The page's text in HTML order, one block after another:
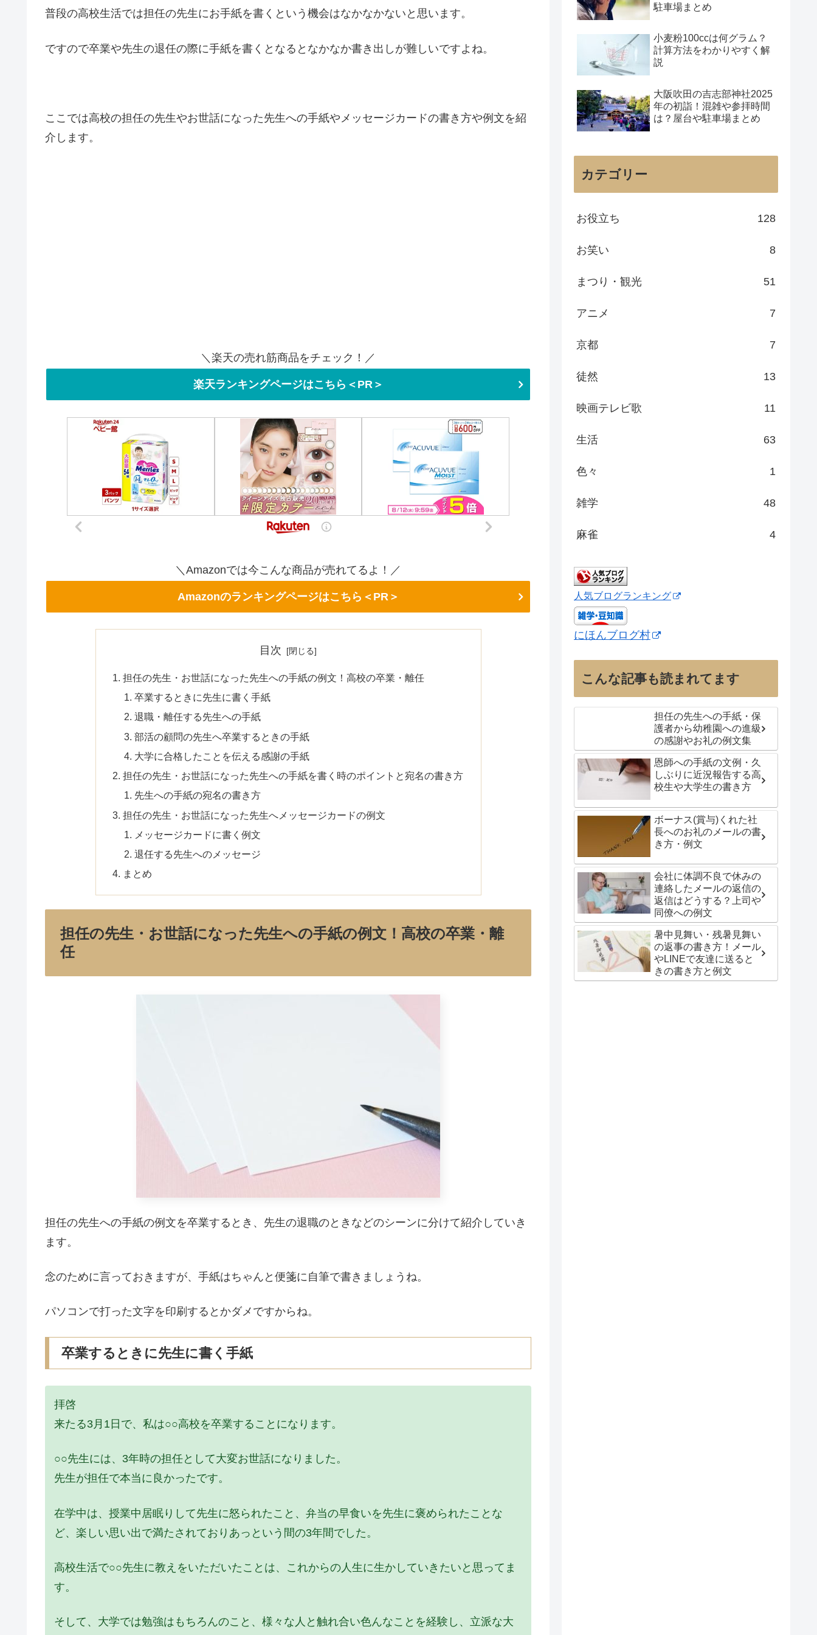
普段の高校生活では担任の先生にお手紙を書くという機会はなかなかないと思います。
ですので卒業や先生の退任の際に手紙を書くとなるとなかなか書き出しが難しいですよね。
ここでは高校の担任の先生やお世話になった先生への手紙やメッセージカードの書き方や例文を紹
介します。
＼楽天の売れ筋商品をチェック！／
楽天ランキングページはこちら＜PR＞
＼Amazonでは今こんな商品が売れてるよ！／
Amazonのランキングページはこちら＜PR＞
目次
担任の先生・お世話になった先生への手紙の例文！高校の卒業・離任
卒業するときに先生に書く手紙
退職・離任する先生への手紙
部活の顧問の先生へ卒業するときの手紙
大学に合格したことを伝える感謝の手紙
担任の先生・お世話になった先生への手紙を書く時のポイントと宛名の書き方
先生への手紙の宛名の書き方
担任の先生・お世話になった先生へメッセージカードの例文
メッセージカードに書く例文
退任する先生へのメッセージ
まとめ
担任の先生・お世話になった先生への手紙の例文！高校の卒業・離
任
担任の先生への手紙の例文を卒業するとき、先生の退職のときなどのシーンに分けて紹介していき
ます。
念のために言っておきますが、手紙はちゃんと便箋に自筆で書きましょうね。
パソコンで打った文字を印刷するとかダメですからね。
卒業するときに先生に書く手紙
拝啓
来たる3月1日で、私は○○高校を卒業することになります。
○○先生には、3年時の担任として大変お世話になりました。
先生が担任で本当に良かったです。
在学中は、授業中居眠りして先生に怒られたこと、弁当の早食いを先生に褒められたことな
ど、楽しい思い出で満たされておりあっという間の3年間でした。
高校生活で○○先生に教えをいただいたことは、これからの人生に生かしていきたいと思ってま
す。
そして、大学では勉強はもちろんのこと、様々な人と触れ合い色んなことを経験し、立派な大
駐車場まとめ
小麦粉100ccは何グラム？
計算方法をわかりやすく解
説
大阪吹田の吉志部神社2025
年の初詣！混雑や参拝時間
は？屋台や駐車場まとめ
カテゴリー
お役立ち 128
お笑い 8
まつり・観光 51
アニメ 7
京都 7
徒然 13
映画テレビ歌 11
生活 63
色々 1
雑学 48
麻雀 4
人気ブログランキング
にほんブログ村
こんな記事も読まれてます
担任の先生への手紙・保
護者から幼稚園への進級
の感謝やお礼の例文集
恩師への手紙の文例・久
しぶりに近況報告する高
校生や大学生の書き方
ボーナス(賞与)くれた社
長へのお礼のメールの書
き方・例文
会社に体調不良で休みの
連絡したメールの返信の
返信はどうする？上司や
同僚への例文
暑中見舞い・残暑見舞い
の返事の書き方！メール
やLINEで友達に送ると
きの書き方と例文